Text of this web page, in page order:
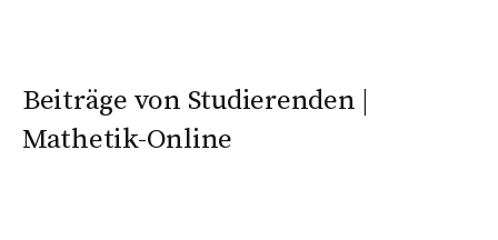
Beiträge von Studierenden |
Mathetik-Online